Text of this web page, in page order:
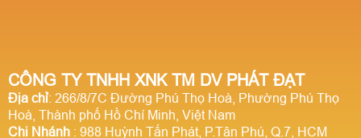
CÔNG TY TNHH XNK TM DV PHÁT ĐẠT
Địa chỉ: 266/8/7C Đường Phú Thọ Hoà, Phường Phú Thọ
Hoà, Thành phố Hồ Chí Minh, Việt Nam
Chi Nhánh : 988 Huỳnh Tấn Phát, P.Tân Phú, Q.7, HCM